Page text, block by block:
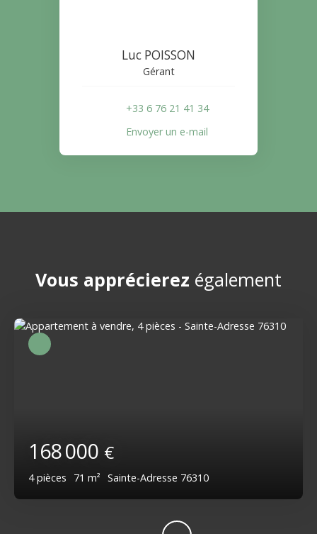
Luc POISSON
Gérant
+33 6 76 21 41 34
Envoyer un e-mail
Vous apprécierez également
168 000 €
4pièces 71 m² Sainte-Adresse 76310